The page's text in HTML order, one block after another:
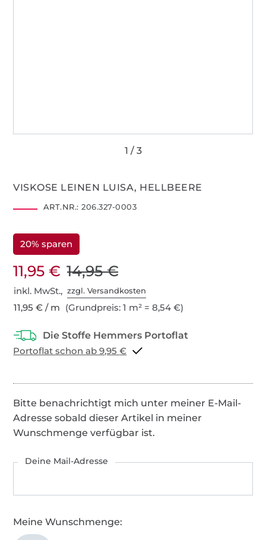
VISKOSE LEINEN LUISA, HELLBEERE
ART.NR.: 206.327-0003
20% sparen
11,95 € 14,95 €
inkl. MwSt.,zzgl. Versandkosten
11,95 € / m (Grundpreis: 1 m² = 8,54 €)
Portoflat schon ab 9,95 €
Bitte benachrichtigt mich unter meiner E-Mail-
Adresse sobald dieser Artikel in meiner
Wunschmenge verfügbar ist.
Deine Mail-Adresse
Meine Wunschmenge: